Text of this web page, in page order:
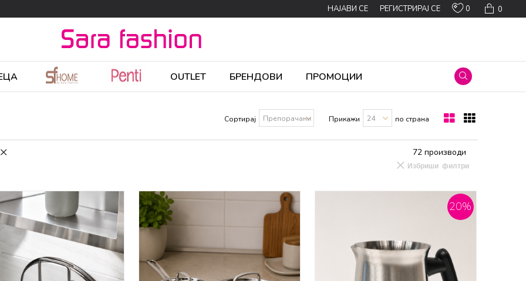
0
0
НАЈАВИ СЕ РЕГИСТРИРАЈ СЕ
OUTLET БРЕНДОВИ ПРОМОЦИИ
Сортирај Прикажи по страна
72 производи
Избриши филтри
20%